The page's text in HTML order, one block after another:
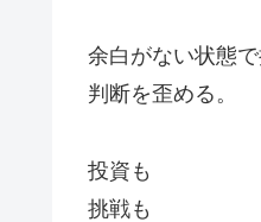
余白がない状態で
判断を歪める。
投資も
挑戦も